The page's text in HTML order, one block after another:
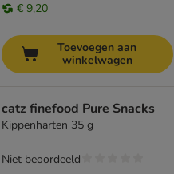
€ 9,20
Toevoegen aan
winkelwagen
catz finefood Pure Snacks
Kippenharten 35 g
Niet beoordeeld